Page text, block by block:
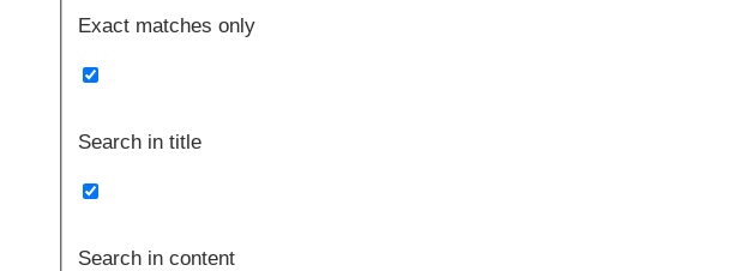
Exact matches only
Search in title
Search in content